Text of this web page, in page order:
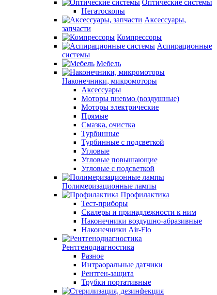
Оптические системы
Негатоскопы
Аксессуары,
запчасти
Компрессоры
Аспирационные
системы
Мебель
Наконечники, микромоторы
Аксессуары
Моторы пневмо (воздушные)
Моторы электрические
Прямые
Смазка, очистка
Турбинные
Турбинные с подсветкой
Угловые
Угловые повышающие
Угловые с подсветкой
Полимеризационные лампы
Профилактика
Тест-приборы
Скалеры и принадлежности к ним
Наконечники воздушно-абразивные
Наконечники Air-Flo
Рентгенодиагностика
Разное
Интраоральные датчики
Рентген-защита
Трубки портативные